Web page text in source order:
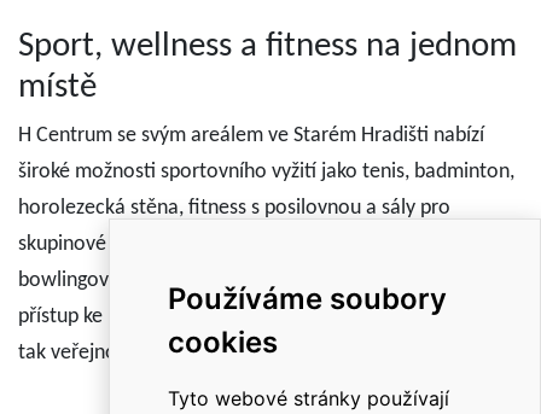
Používáme soubory
cookies
Tyto webové stránky používají
Sport, wellness a fitness na jednom
místě
H Centrum se svým areálem ve Starém Hradišti nabízí
široké možnosti sportovního vyžití jako tenis, badminton,
horolezecká stěna, fitness s posilovnou a sály pro
skupinové lekce, moderní wellness zónu i sportbar s
bowlingovou dráhou. Přátelská atmosféra a osobní
přístup ke klientům promítá holdingovou kulturu a nabízí
tak veřejnosti příjemné místo pro trávení volného času.